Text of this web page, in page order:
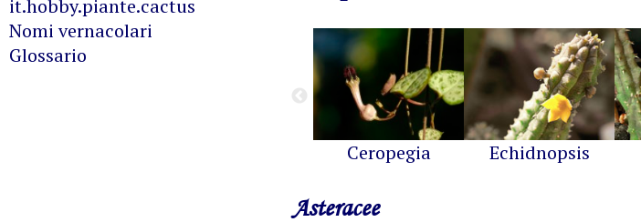
Ceropegia Echidnopsis
Asteracee
it.hobby.piante.cactus
Nomi vernacolari
Glossario